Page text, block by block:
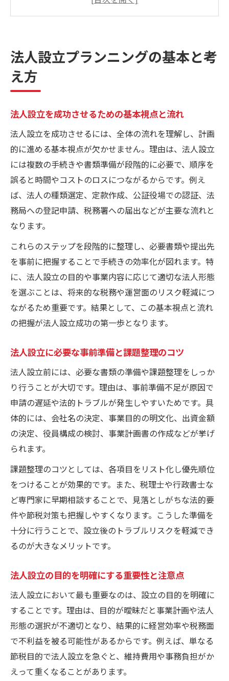
法人設立の全体像とプランニング手順解説
最適な設立タイミングを見極めるコツ
法人設立の最適タイミング判断ポイント解
法人設立を進める前に確認すべき収益ライ
ン
法人設立タイミングで変わる税務面の違い
法人設立時期選びでよくある失敗と対策法
法人設立のタイミング見極め方と事例紹介
ビジネスプラン作成に役立つ実践例集
法人設立に役立つビジネスプラン作成事例
ビジネスプラン書き方の基本ステップ解説
法人設立で活用できるテンプレートの選び
方
ビジネスプラン例から学ぶ法人設立のポイ
ント
法人設立で重視すべき市場分析と競合調査
法人設立リスクを最小限に抑える準備法
法人設立で起こりやすいトラブルと対策
法人設立に必要な書類と準備スケジュール
法人設立リスク管理のための実践ポイント
個人事業主が法人設立で得るメリット解説
個人事業主が法人設立で得られる主なメリ
ット
法人設立で実現できる節税効果とその仕組
み
法人設立による社会的信用向上のポイント
介
自分で進める法人設立の手続きを徹底解説
法人設立を自分で進めるための準備と手順
法人設立に必要な書類リストと提出方法
法人設立手続きで活用したい便利なツール
法人設立プランニングの基本と考
え方
法人設立を成功させるための基本視点と流れ
法人設立を成功させるには、全体の流れを理解し、計画
的に進める基本視点が欠かせません。理由は、法人設立
には複数の手続きや書類準備が段階的に必要で、順序を
誤ると時間やコストのロスにつながるからです。例え
ば、法人の種類選定、定款作成、公証役場での認証、法
務局への登記申請、税務署への届出などが主要な流れと
なります。
これらのステップを段階的に整理し、必要書類や提出先
を事前に把握することで手続きの効率化が図れます。特
に、法人設立の目的や事業内容に応じて適切な法人形態
を選ぶことは、将来的な税務や運営面のリスク軽減につ
ながるため重要です。結果として、この基本視点と流れ
の把握が法人設立成功の第一歩となります。
法人設立に必要な事前準備と課題整理のコツ
法人設立前には、必要な書類の準備や課題整理をしっか
り行うことが大切です。理由は、事前準備不足が原因で
申請の遅延や法的トラブルが発生しやすいためです。具
体的には、会社名の決定、事業目的の明文化、出資金額
の決定、役員構成の検討、事業計画書の作成などが挙げ
られます。
課題整理のコツとしては、各項目をリスト化し優先順位
をつけることが効果的です。また、税理士や行政書士な
ど専門家に早期相談することで、見落としがちな法的要
件や節税対策も把握しやすくなります。こうした準備を
十分に行うことで、設立後のトラブルリスクを軽減でき
るのが大きなメリットです。
法人設立の目的を明確にする重要性と注意点
法人設立において最も重要なのは、設立の目的を明確に
することです。理由は、目的が曖昧だと事業計画や法人
形態の選択が不適切となり、結果的に経営効率や税務面
で不利益を被る可能性があるからです。例えば、単なる
節税目的で法人設立を急ぐと、維持費用や事務負担がか
えって重くなることがあります。